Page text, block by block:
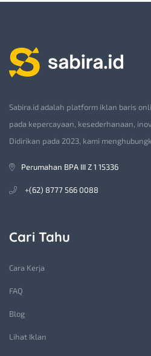
Sabira.id adalah platform iklan baris
pada kepercayaan, kesederhanaan,
Didirikan pada 2023, kami
Perumahan BPA III Z 1 15336
+(62) 8777 566 0088
Cari Tahu
Cara Kerja
FAQ
Blog
Lihat Iklan